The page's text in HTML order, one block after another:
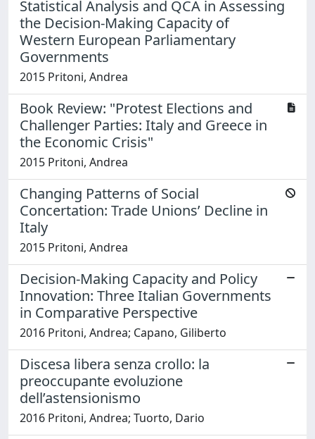
Statistical Analysis and QCA in Assessing
the Decision-Making Capacity of
Western European Parliamentary
Governments
2015 Pritoni, Andrea
Book Review: "Protest Elections and
Challenger Parties: Italy and Greece in
the Economic Crisis"
2015 Pritoni, Andrea
Changing Patterns of Social
Concertation: Trade Unions’ Decline in
Italy
2015 Pritoni, Andrea
Decision-Making Capacity and Policy
Innovation: Three Italian Governments
in Comparative Perspective
2016 Pritoni, Andrea; Capano, Giliberto
Discesa libera senza crollo: la
preoccupante evoluzione
dell’astensionismo
2016 Pritoni, Andrea; Tuorto, Dario